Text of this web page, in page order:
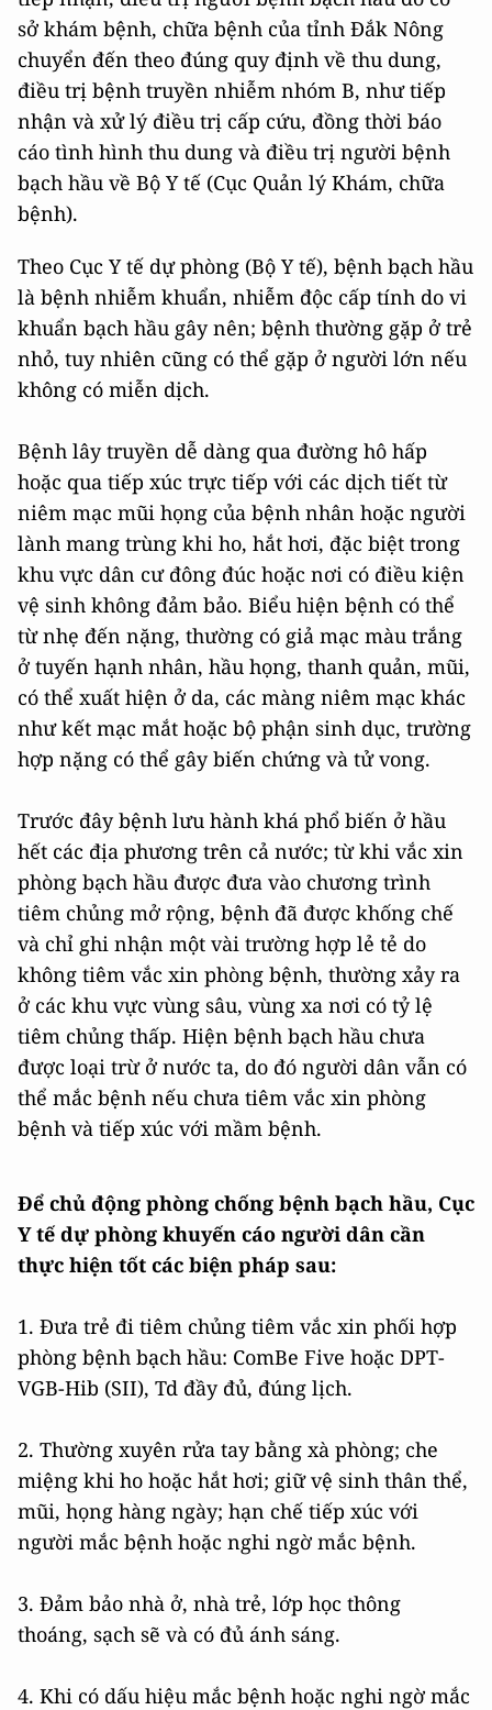
sở khám bệnh, chữa bệnh của tỉnh Đắk Nông
chuyển đến theo đúng quy định về thu dung,
điều trị bệnh truyền nhiễm nhóm B, như tiếp
nhận và xử lý điều trị cấp cứu, đồng thời báo
cáo tình hình thu dung và điều trị người bệnh
bạch hầu về Bộ Y tế (Cục Quản lý Khám, chữa
bệnh).
Theo Cục Y tế dự phòng (Bộ Y tế), bệnh bạch hầu
là bệnh nhiễm khuẩn, nhiễm độc cấp tính do vi
khuẩn bạch hầu gây nên; bệnh thường gặp ở trẻ
nhỏ, tuy nhiên cũng có thể gặp ở người lớn nếu
không có miễn dịch.
Bệnh lây truyền dễ dàng qua đường hô hấp
hoặc qua tiếp xúc trực tiếp với các dịch tiết từ
niêm mạc mũi họng của bệnh nhân hoặc người
lành mang trùng khi ho, hắt hơi, đặc biệt trong
khu vực dân cư đông đúc hoặc nơi có điều kiện
vệ sinh không đảm bảo. Biểu hiện bệnh có thể
từ nhẹ đến nặng, thường có giả mạc màu trắng
ở tuyến hạnh nhân, hầu họng, thanh quản, mũi,
có thể xuất hiện ở da, các màng niêm mạc khác
như kết mạc mắt hoặc bộ phận sinh dục, trường
hợp nặng có thể gây biến chứng và tử vong.
Trước đây bệnh lưu hành khá phổ biến ở hầu
hết các địa phương trên cả nước; từ khi vắc xin
phòng bạch hầu được đưa vào chương trình
tiêm chủng mở rộng, bệnh đã được khống chế
và chỉ ghi nhận một vài trường hợp lẻ tẻ do
không tiêm vắc xin phòng bệnh, thường xảy ra
ở các khu vực vùng sâu, vùng xa nơi có tỷ lệ
tiêm chủng thấp. Hiện bệnh bạch hầu chưa
được loại trừ ở nước ta, do đó người dân vẫn có
thể mắc bệnh nếu chưa tiêm vắc xin phòng
bệnh và tiếp xúc với mầm bệnh.
Để chủ động phòng chống bệnh bạch hầu, Cục
Y tế dự phòng khuyến cáo người dân cần
thực hiện tốt các biện pháp sau:
1. Đưa trẻ đi tiêm chủng tiêm vắc xin phối hợp
phòng bệnh bạch hầu: ComBe Five hoặc DPT-
VGB-Hib (SII), Td đầy đủ, đúng lịch.
2. Thường xuyên rửa tay bằng xà phòng; che
miệng khi ho hoặc hắt hơi; giữ vệ sinh thân thể,
mũi, họng hàng ngày; hạn chế tiếp xúc với
người mắc bệnh hoặc nghi ngờ mắc bệnh.
3. Đảm bảo nhà ở, nhà trẻ, lớp học thông
thoáng, sạch sẽ và có đủ ánh sáng.
4. Khi có dấu hiệu mắc bệnh hoặc nghi ngờ mắc